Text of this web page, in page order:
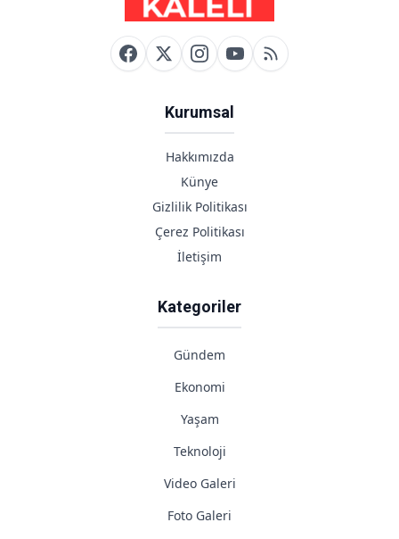
Kurumsal
Hakkımızda
Künye
Gizlilik Politikası
Çerez Politikası
İletişim
Kategoriler
Gündem
Ekonomi
Yaşam
Teknoloji
Video Galeri
Foto Galeri